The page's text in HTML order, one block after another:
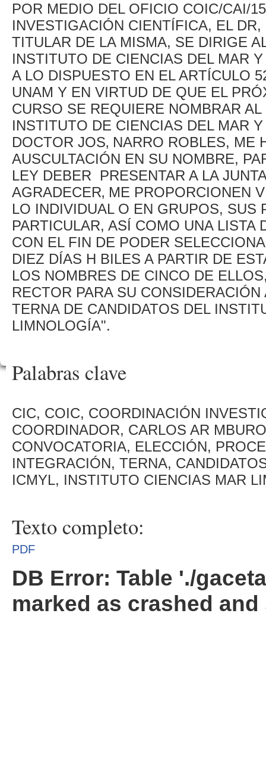
POR MEDIO DEL OFICIO COIC/CAI/
INVESTIGACIÓN CIENTÍFICA, EL
TITULAR DE LA MISMA, SE DIRIGE
INSTITUTO DE CIENCIAS DEL MAR
A LO DISPUESTO EN EL ARTÍCULO
UNAM Y EN VIRTUD DE QUE EL
CURSO SE REQUIERE NOMBRAR
INSTITUTO DE CIENCIAS DEL MAR
DOCTOR JOS‚ NARRO ROBLES, ME
AUSCULTACIÓN EN SU NOMBRE,
LEY DEBER PRESENTAR A LA
AGRADECER‚ ME PROPORCIONEN
LO INDIVIDUAL O EN GRUPOS, SUS
PARTICULAR, ASÍ COMO UNA
CON EL FIN DE PODER
DIEZ DÍAS H BILES A PARTIR DE
LOS NOMBRES DE CINCO DE
RECTOR PARA SU
TERNA DE CANDIDATOS DEL
LIMNOLOGÍA".
Palabras clave
CIC, COIC, COORDINACIÓN
COORDINADOR, CARLOS AR
CONVOCATORIA, ELECCIÓN,
INTEGRACIÓN, TERNA,
ICMYL, INSTITUTO CIENCIAS MAR
Texto completo:
PDF
DB Error: Table './
marked as crashed